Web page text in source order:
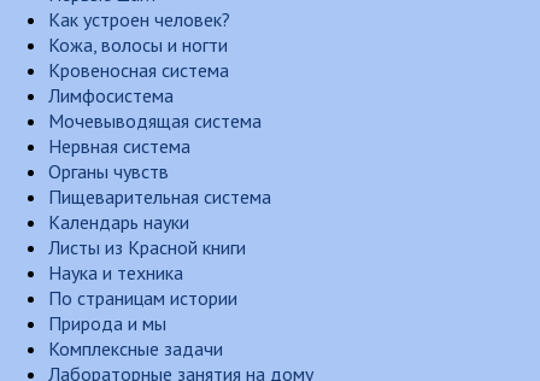
Как устроен человек?
Кожа, волосы и ногти
Кровеносная система
Лимфосистема
Мочевыводящая система
Нервная система
Органы чувств
Пищеварительная система
Календарь науки
Листы из Красной книги
Наука и техника
По страницам истории
Природа и мы
Комплексные задачи
Лабораторные занятия на дому